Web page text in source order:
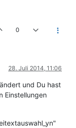
0
28. Juli 2014, 11:06
und Du hast
Einstellungen